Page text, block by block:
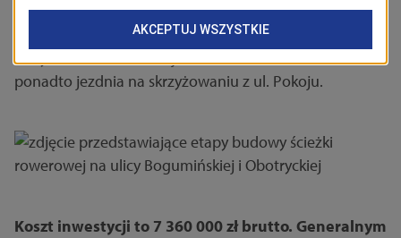
ciągu ul. Bogumińskiej na odcinku od stacji benzynowej
do ul. Pokoju oraz wyznaczenie przejazdów w rejonie
skrzyżowania z ul. Pokoju. Poszerzona zostanie
ponadto jezdnia na skrzyżowaniu z ul. Pokoju.
Koszt inwestycji to 7 360 000 zł brutto. Generalnym